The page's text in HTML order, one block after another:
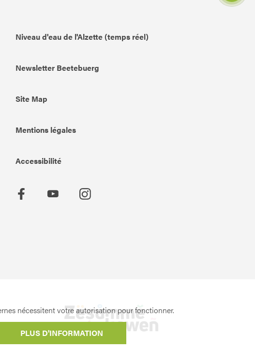
Niveau d'eau de l'Alzette (temps réel)
Newsletter Beetebuerg
Site Map
Mentions légales
Accessibilité
nécessitent votre autorisation pour fonctionner.
PLUS D'INFORMATION